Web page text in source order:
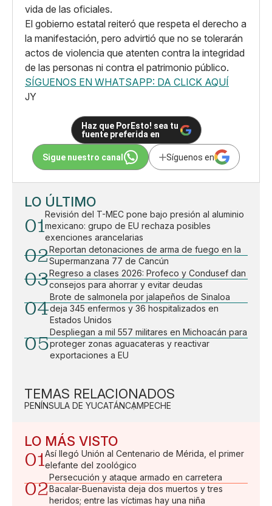
vida de las oficiales.
El gobierno estatal reiteró que respeta el derecho a
la manifestación, pero advirtió que no se tolerarán
actos de violencia que atenten contra la integridad
de las personas ni contra el patrimonio público.
SÍGUENOS EN WHATSAPP: DA CLICK AQUÍ
JY
Haz que PorEsto! sea tu
fuente preferida en
Sigue nuestro canal Síguenos en
LO ÚLTIMO
01
Revisión del T-MEC pone bajo presión al aluminio
mexicano: grupo de EU rechaza posibles
exenciones arancelarias
02Reportan detonaciones de arma de fuego en la
Supermanzana 77 de Cancún
03Regreso a clases 2026: Profeco y Condusef dan
consejos para ahorrar y evitar deudas
04
Brote de salmonela por jalapeños de Sinaloa
deja 345 enfermos y 36 hospitalizados en
Estados Unidos
05
Despliegan a mil 557 militares en Michoacán para
proteger zonas aguacateras y reactivar
exportaciones a EU
TEMAS RELACIONADOS
PENÍNSULA DE YUCATÁNCAMPECHE
LO MÁS VISTO
01Así llegó Unión al Centenario de Mérida, el primer
elefante del zoológico
02
Persecución y ataque armado en carretera
Bacalar-Buenavista deja dos muertos y tres
heridos; entre las víctimas hay una niña